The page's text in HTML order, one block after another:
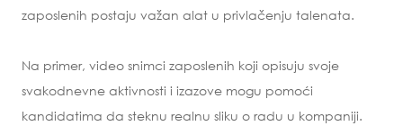
zaposlenih postaju važan alat u privlačenju talenata.
Na primer, video snimci zaposlenih koji opisuju svoje
svakodnevne aktivnosti i izazove mogu pomoći
kandidatima da steknu realnu sliku o radu u kompaniji.